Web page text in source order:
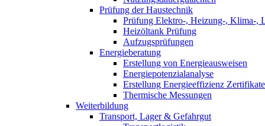
Prüfung der Haustechnik
Prüfung Elektro-, Heizung-, Klima-,
Heizöltank Prüfung
Aufzugsprüfungen
Energieberatung
Erstellung von Energieausweisen
Energiepotenzialanalyse
Erstellung Energieeffizienz Zertifikate
Thermische Messungen
Weiterbildung
Transport, Lager & Gefahrgut